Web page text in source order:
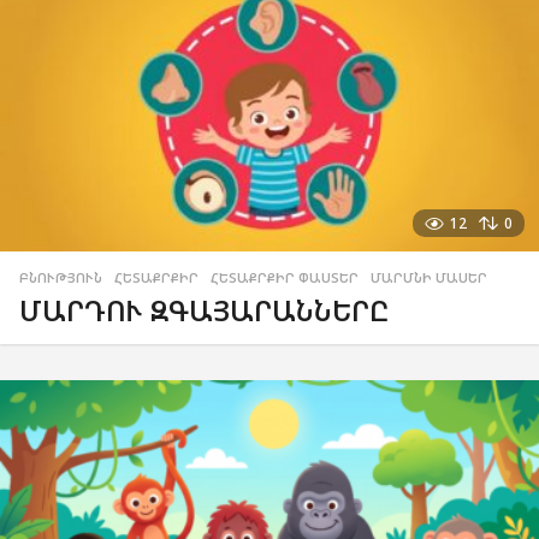
12 0
ԲՆՈՒԹՅՈՒՆ ,ՀԵՏԱՔՐՔԻՐ ,ՀԵՏԱՔՐՔԻՐ ՓԱՍՏԵՐ ,ՄԱՐՄՆԻ ՄԱՍԵՐ
ՄԱՐԴՈՒ ԶԳԱՅԱՐԱՆՆԵՐԸ